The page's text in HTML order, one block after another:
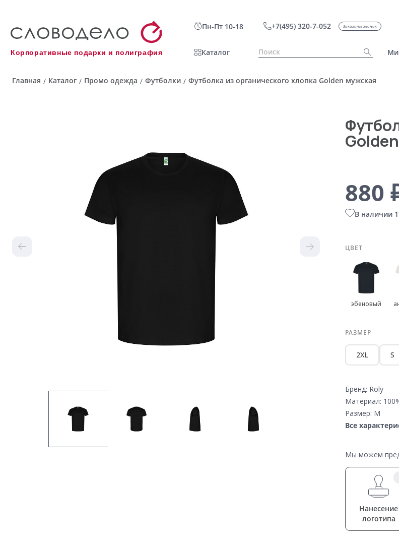
Корпоративные подарки и полиграфия
Пн-Пт 10-18 +7(495) 320-7-052 Заказать звонок
Каталог
Главная / Каталог / Промо одежда / Футболки / Футболка из органического хлопка Golden мужская
880
В наличии
ЦВЕТ
эбеновый
РАЗМЕР
2XL S
Бренд: Roly
Материал:
Размер: M
Все
Мы можем
Нанесение
логотипа